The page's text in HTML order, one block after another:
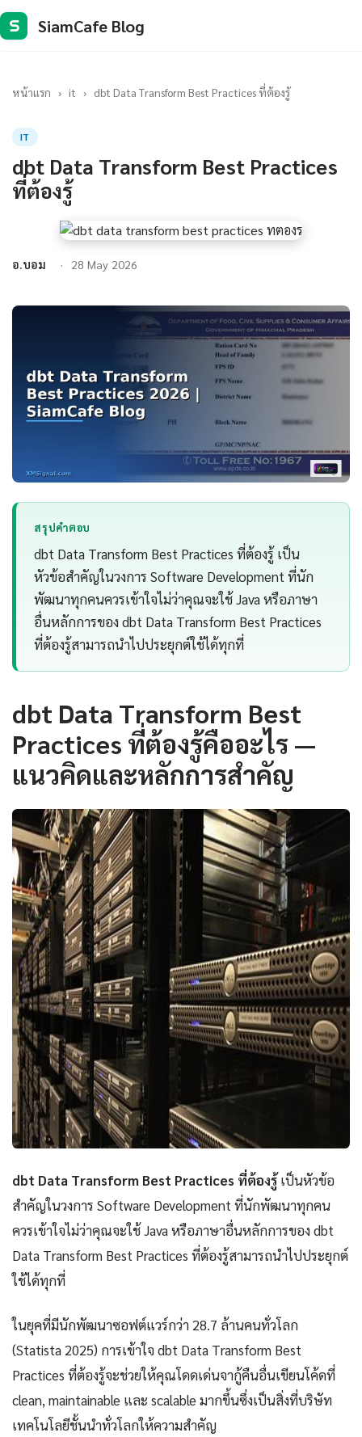
S SiamCafe Blog
หน้าแรก › it › dbt Data Transform Best Practices ที่ต้องรู้
IT
dbt Data Transform Best Practices
ที่ต้องรู้
อ.บอม 28 May 2026
สรุปคำตอบ
dbt Data Transform Best Practices ที่ต้องรู้ เป็น
หัวข้อสำคัญในวงการ Software Development ที่นัก
พัฒนาทุกคนควรเข้าใจไม่ว่าคุณจะใช้ Java หรือภาษา
อื่นหลักการของ dbt Data Transform Best Practices
ที่ต้องรู้สามารถนำไปประยุกต์ใช้ได้ทุกที่
dbt Data Transform Best
Practices ที่ต้องรู้คืออะไร —
แนวคิดและหลักการสำคัญ
dbt Data Transform Best Practices ที่ต้องรู้เป็นหัวข้อ
สำคัญในวงการ Software Development ที่นักพัฒนาทุกคน
ควรเข้าใจไม่ว่าคุณจะใช้ Java หรือภาษาอื่นหลักการของ dbt
Data Transform Best Practices ที่ต้องรู้สามารถนำไปประยุกต์
ใช้ได้ทุกที่
ในยุคที่มีนักพัฒนาซอฟต์แวร์กว่า 28.7 ล้านคนทั่วโลก
(Statista 2025) การเข้าใจ dbt Data Transform Best
Practices ที่ต้องรู้จะช่วยให้คุณโดดเด่นจากู้คืนอื่นเขียนโค้ดที่
clean, maintainable และ scalable มากขึ้นซึ่งเป็นสิ่งที่บริษัท
เทคโนโลยีชั้นนำทั่วโลกให้ความสำคัญ